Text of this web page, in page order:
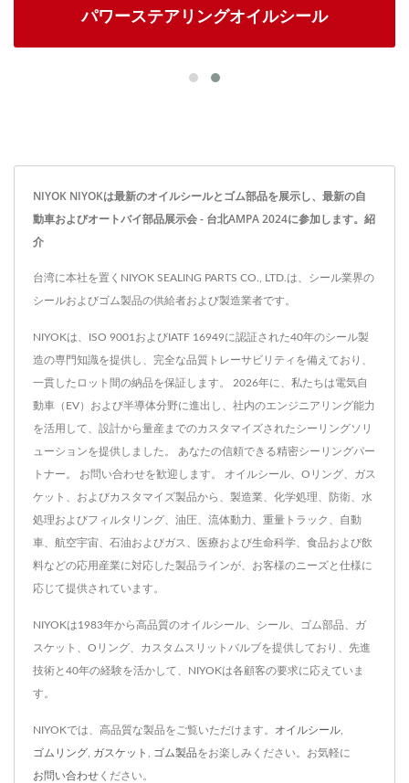
パワーステアリングオイルシール
NIYOK NIYOKは最新のオイルシールとゴム部品を展示し、最新の自
動車およびオートバイ部品展示会 - 台北AMPA 2024に参加します。紹
介
台湾に本社を置くNIYOK SEALING PARTS CO., LTD.は、シール業界の
シールおよびゴム製品の供給者および製造業者です。
NIYOKは、ISO 9001およびIATF 16949に認証された40年のシール製
造の専門知識を提供し、完全な品質トレーサビリティを備えており、
一貫したロット間の納品を保証します。 2026年に、私たちは電気自
動車（EV）および半導体分野に進出し、社内のエンジニアリング能力
を活用して、設計から量産までのカスタマイズされたシーリングソリ
ューションを提供しました。 あなたの信頼できる精密シーリングパー
トナー。 お問い合わせを歓迎します。 オイルシール、Oリング、ガス
ケット、およびカスタマイズ製品から、製造業、化学処理、防衛、水
処理およびフィルタリング、油圧、流体動力、重量トラック、自動
車、航空宇宙、石油およびガス、医療および生命科学、食品および飲
料などの応用産業に対応した製品ラインが、お客様のニーズと仕様に
応じて提供されています。
NIYOKは1983年から高品質のオイルシール、シール、ゴム部品、ガ
スケット、Oリング、カスタムスリットバルブを提供しており、先進
技術と40年の経験を活かして、NIYOKは各顧客の要求に応えていま
す。
NIYOKでは、高品質な製品をご覧いただけます。 オイルシール
ゴムリング ガスケット ゴム製品をお楽しみください。お気軽に
お問い合わせ ください。